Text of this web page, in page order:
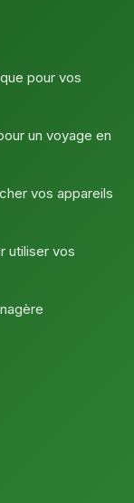
pour vos
un voyage en
vos appareils
utiliser vos